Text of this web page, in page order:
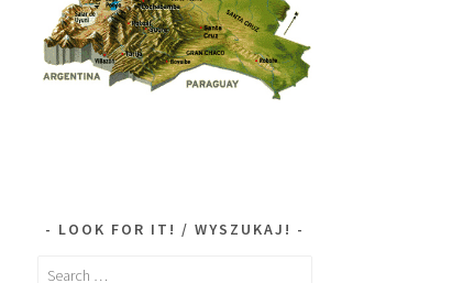
LOOK FOR IT! / WYSZUKAJ!
Search